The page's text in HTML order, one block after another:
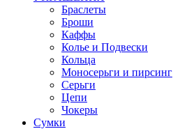
Браслеты
Броши
Каффы
Колье и Подвески
Кольца
Моносерьги и пирсинг
Серьги
Цепи
Чокеры
Сумки